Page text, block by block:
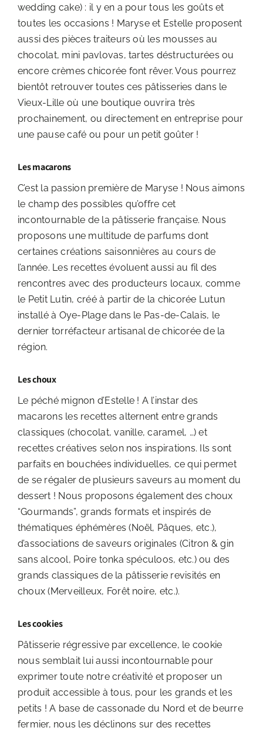
wedding cake) : il y en a pour tous les goûts et
toutes les occasions ! Maryse et Estelle proposent
aussi des pièces traiteurs où les mousses au
chocolat, mini pavlovas, tartes déstructurées ou
encore crèmes chicorée font rêver. Vous pourrez
bientôt retrouver toutes ces pâtisseries dans le
Vieux-Lille où une boutique ouvrira très
prochainement, ou directement en entreprise pour
une pause café ou pour un petit goûter !
Les macarons
C’est la passion première de Maryse ! Nous aimons
le champ des possibles qu’offre cet
incontournable de la pâtisserie française. Nous
proposons une multitude de parfums dont
certaines créations saisonnières au cours de
l’année. Les recettes évoluent aussi au fil des
rencontres avec des producteurs locaux, comme
le Petit Lutin, créé à partir de la chicorée Lutun
installé à Oye-Plage dans le Pas-de-Calais, le
dernier torréfacteur artisanal de chicorée de la
région.
Les choux
Le péché mignon d’Estelle ! A l’instar des
macarons les recettes alternent entre grands
classiques (chocolat, vanille, caramel, …) et
recettes créatives selon nos inspirations. Ils sont
parfaits en bouchées individuelles, ce qui permet
de se régaler de plusieurs saveurs au moment du
dessert ! Nous proposons également des choux
“Gourmands”, grands formats et inspirés de
thématiques éphémères (Noël, Pâques, etc.),
d’associations de saveurs originales (Citron & gin
sans alcool, Poire tonka spéculoos, etc.) ou des
grands classiques de la pâtisserie revisités en
choux (Merveilleux, Forêt noire, etc.).
Les cookies
Pâtisserie régressive par excellence, le cookie
nous semblait lui aussi incontournable pour
exprimer toute notre créativité et proposer un
produit accessible à tous, pour les grands et les
petits ! A base de cassonade du Nord et de beurre
fermier, nous les déclinons sur des recettes